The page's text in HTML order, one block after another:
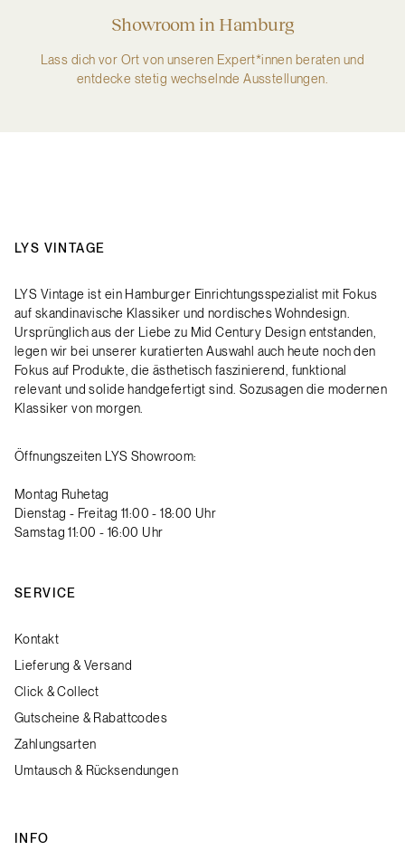
Showroom in Hamburg
Lass dich vor Ort von unseren Expert*innen beraten und
entdecke stetig wechselnde Ausstellungen.
LYS VINTAGE
LYS Vintage ist ein Hamburger Einrichtungsspezialist mit Fokus
auf skandinavische Klassiker und nordisches Wohndesign.
Ursprünglich aus der Liebe zu Mid Century Design entstanden,
legen wir bei unserer kuratierten Auswahl auch heute noch den
Fokus auf Produkte, die ästhetisch faszinierend, funktional
relevant und solide handgefertigt sind. Sozusagen die modernen
Klassiker von morgen.
Öffnungszeiten LYS Showroom:
Montag Ruhetag
Dienstag - Freitag 11:00 - 18:00 Uhr
Samstag 11:00 - 16:00 Uhr
SERVICE
Kontakt
Lieferung & Versand
Click & Collect
Gutscheine & Rabattcodes
Zahlungsarten
Umtausch & Rücksendungen
INFO